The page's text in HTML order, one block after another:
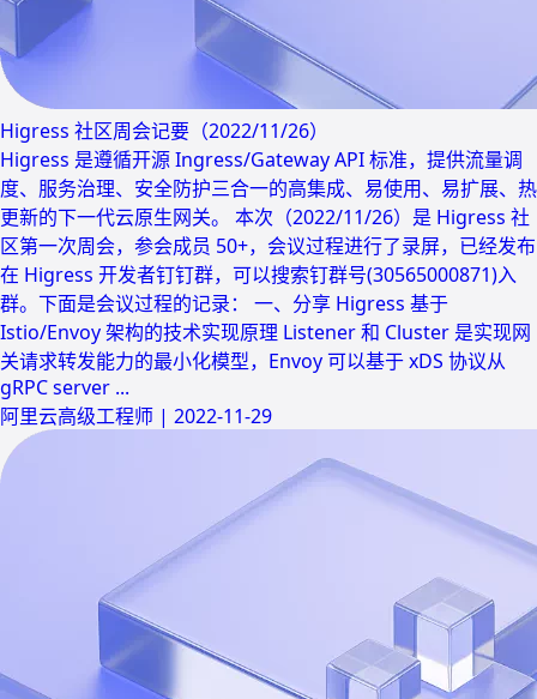
Higress 社区周会记要（2022/11/26）
Higress 是遵循开源 Ingress/Gateway API 标准，提供流量调
度、服务治理、安全防护三合一的高集成、易使用、易扩展、热
更新的下一代云原生网关。 本次（2022/11/26）是 Higress 社
区第一次周会，参会成员 50+，会议过程进行了录屏，已经发布
在 Higress 开发者钉钉群，可以搜索钉群号(30565000871)入
群。下面是会议过程的记录： 一、分享 Higress 基于
Istio/Envoy 架构的技术实现原理 Listener 和 Cluster 是实现网
关请求转发能力的最小化模型，Envoy 可以基于 xDS 协议从
gRPC server ...
阿里云高级工程师 | 2022-11-29